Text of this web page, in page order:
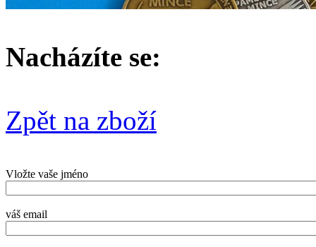
Nacházíte se:
Zpět na zboží
Vložte vaše jméno
váš email